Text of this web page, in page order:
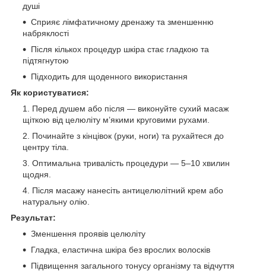
душі
Сприяє лімфатичному дренажу та зменшенню
набряклості
Після кількох процедур шкіра стає гладкою та
підтягнутою
Підходить для щоденного використання
Як користуватися:
Перед душем або після — виконуйте сухий масаж
щіткою від целюліту м’якими круговими рухами.
Починайте з кінцівок (руки, ноги) та рухайтеся до
центру тіла.
Оптимальна тривалість процедури — 5–10 хвилин
щодня.
Після масажу нанесіть антицелюлітний крем або
натуральну олію.
Результат:
Зменшення проявів целюліту
Гладка, еластична шкіра без врослих волосків
Підвищення загального тонусу організму та відчуття